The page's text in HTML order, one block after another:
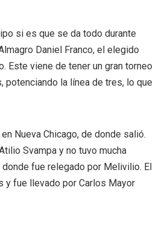
si es que se da todo durante
Daniel Franco, el elegido
Este viene de tener un gran torneo
la línea de tres, lo que
Nueva Chicago, de donde salió.
Svampa y no tuvo mucha
donde fue relegado por Melivilio. El
y fue llevado por Carlos Mayor